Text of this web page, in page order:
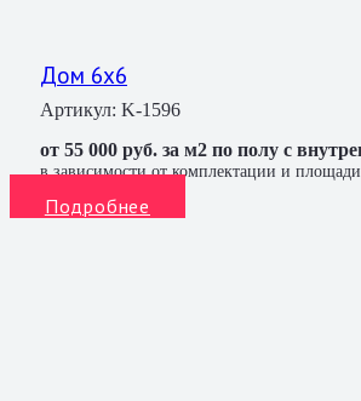
Дом 6х6
Артикул: K-1596
от 55 000 руб. за м2 по полу с
в зависимости от комплектации и
Подробнее